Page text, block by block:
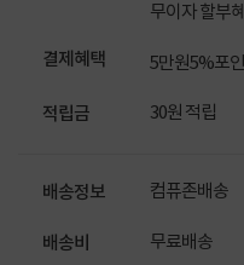
무이자 할부
결제혜택 5만원5%포
적립금 30원 적립
배송정보 컴퓨존배송
배송비 무료배송